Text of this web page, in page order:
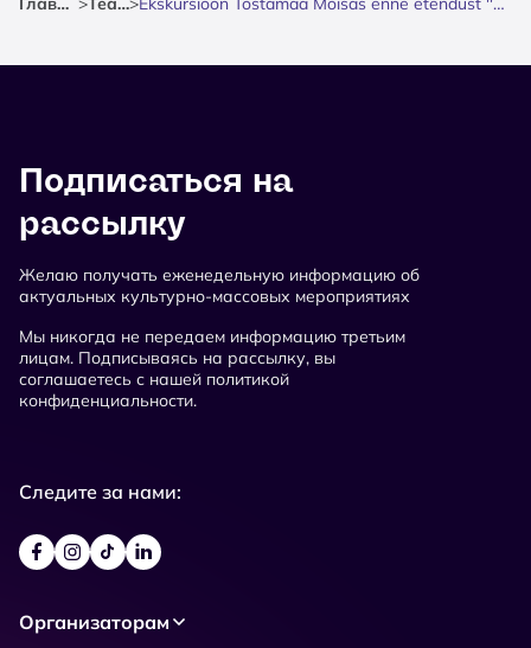
Подписаться на
рассылку
Желаю получать еженедельную информацию об
актуальных культурно-массовых мероприятиях
Мы никогда не передаем информацию третьим
лицам. Подписываясь на рассылку, вы
соглашаетесь с нашей политикой
конфиденциальности.
Следите за нами:
Организаторам